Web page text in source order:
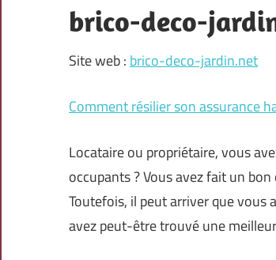
brico-deco-
Site web : brico-deco-jardin.net
Comment résilier son assurance
Locataire ou propriétaire, vous
occupants ? Vous avez fait un
Toutefois, il peut arriver que vous
avez peut-être trouvé une